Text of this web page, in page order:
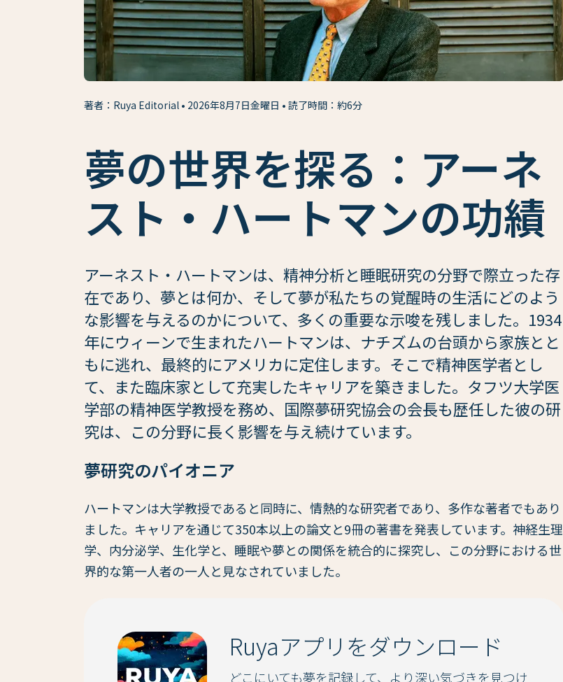
著者：Ruya Editorial 2026年8月7日金曜日 読了時間：約6分
夢の世界を探る：アーネ
スト・ハートマンの功績
アーネスト・ハートマンは、精神分析と睡眠研究の分野で際立った存
在であり、夢とは何か、そして夢が私たちの覚醒時の生活にどのよう
な影響を与えるのかについて、多くの重要な示唆を残しました。1934
年にウィーンで生まれたハートマンは、ナチズムの台頭から家族とと
もに逃れ、最終的にアメリカに定住します。そこで精神医学者とし
て、また臨床家として充実したキャリアを築きました。タフツ大学医
学部の精神医学教授を務め、国際夢研究協会の会長も歴任した彼の研
究は、この分野に長く影響を与え続けています。
夢研究のパイオニア
ハートマンは大学教授であると同時に、情熱的な研究者であり、多作な著者でもあり
ました。キャリアを通じて350本以上の論文と9冊の著書を発表しています。神経生理
学、内分泌学、生化学と、睡眠や夢との関係を統合的に探究し、この分野における世
界的な第一人者の一人と見なされていました。
Ruyaアプリをダウンロード
どこにいても夢を記録して、より深い気づきを見つけ